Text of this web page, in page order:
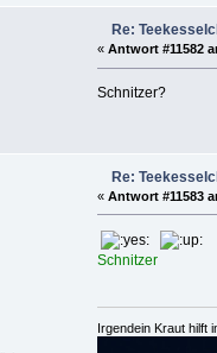
Re:
«Antwort #11582
Schnitzer?
Re:
«Antwort #11583
Schnitzer
Irgendein Kraut hilft